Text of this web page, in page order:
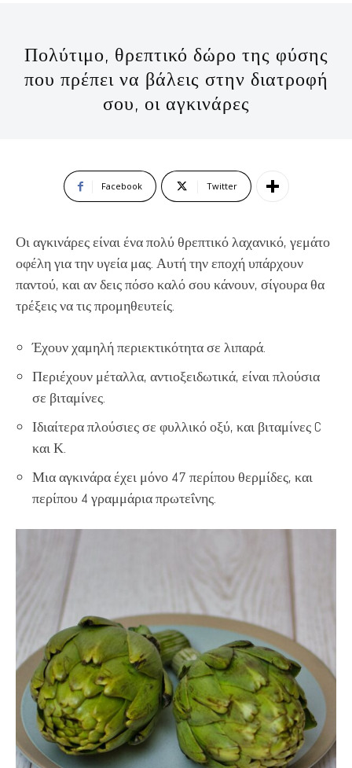
Πολύτιμο, θρεπτικό δώρο της φύσης
που πρέπει να βάλεις στην διατροφή
σου, οι αγκινάρες
Facebook Twitter
Οι αγκινάρες είναι ένα πολύ θρεπτικό λαχανικό, γεμάτο
οφέλη για την υγεία μας. Αυτή την εποχή υπάρχουν
παντού, και αν δεις πόσο καλό σου κάνουν, σίγουρα θα
τρέξεις να τις προμηθευτείς.
Έχουν χαμηλή περιεκτικότητα σε λιπαρά.
Περιέχουν μέταλλα, αντιοξειδωτικά, είναι πλούσια
σε βιταμίνες.
Ιδιαίτερα πλούσιες σε φυλλικό οξύ, και βιταμίνες C
και Κ.
Μια αγκινάρα έχει μόνο 47 περίπου θερμίδες, και
περίπου 4 γραμμάρια πρωτεΐνης.